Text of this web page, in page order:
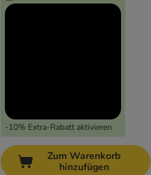
-10% Extra-Rabatt aktivieren
Zum Warenkorb
hinzufügen